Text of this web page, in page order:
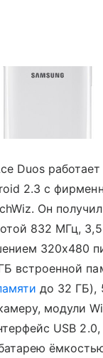
Duos
2.3 с
Он
832 МГц,
320х480
встроенной
до 32 ГБ),
модули
USB